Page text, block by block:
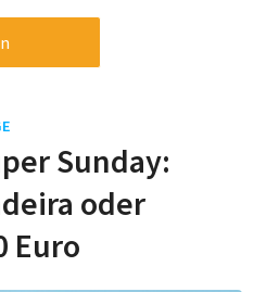
Sunday:
oder
Euro